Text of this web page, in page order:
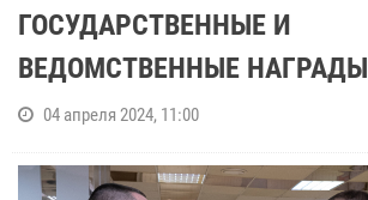
ГОСУДАРСТВЕННЫЕ И
ВЕДОМСТВЕННЫЕ НАГРАДЫ
04 апреля 2024, 11:00